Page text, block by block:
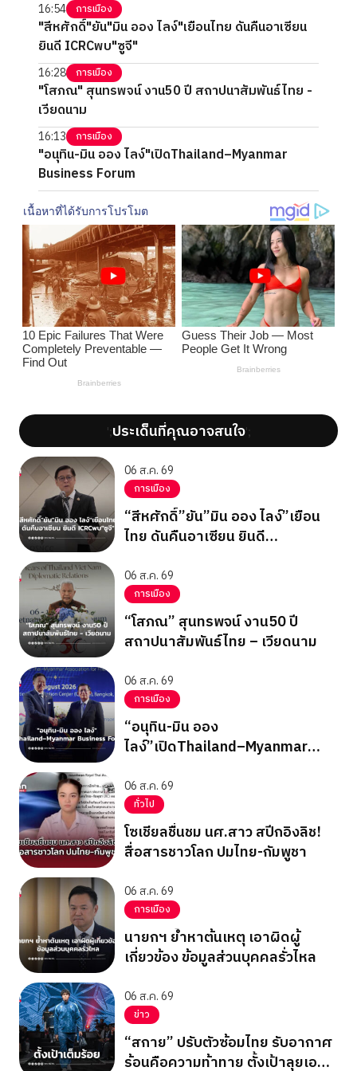
16:54 การเมือง
"สีหศักดิ์"ยัน"มิน ออง ไลง์"เยือนไทย ดันคืนอาเซียน
ยินดี ICRCพบ"ซูจี"
16:28 การเมือง
"โสภณ" สุนทรพจน์ งาน50 ปี สถาปนาสัมพันธ์ไทย -
เวียดนาม
16:13 การเมือง
"อนุทิน-มิน ออง ไลง์"เปิดThailand–Myanmar
Business Forum
';ประเด็นที่คุณอาจสนใจ';
06 ส.ค. 69
การเมือง
“สีหศักดิ์”ยัน”มิน ออง ไลง์”เยือน
ไทย ดันคืนอาเซียน ยินดี
06 ส.ค. 69
การเมือง
“โสภณ” สุนทรพจน์ งาน50 ปี
สถาปนาสัมพันธ์ไทย – เวียดนาม
06 ส.ค. 69
การเมือง
“อนุทิน-มิน ออง
ไลง์”เปิดThailand–Myanmar
06 ส.ค. 69
ทั่วไป
โซเชียลชื่นชม นศ.สาว สปีกอิงลิช!
สื่อสารชาวโลก ปมไทย-กัมพูชา
06 ส.ค. 69
การเมือง
นายกฯ ย้ำหาต้นเหตุ เอาผิดผู้
เกี่ยวข้อง ข้อมูลส่วนบุคคลรั่วไหล
06 ส.ค. 69
ข่าว
“สกาย” ปรับตัวซ้อมไทย รับอากาศ
ร้อนคือความท้าทาย ตั้งเป้าลุยเอ